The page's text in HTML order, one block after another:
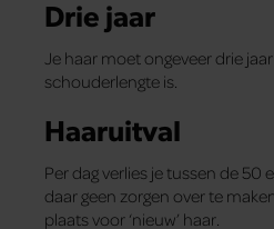
Drie jaar
Je haar moet ongeveer drie
schouderlengte is.
Haaruitval
Per dag verlies je tussen de 50
daar geen zorgen over te
plaats voor ‘nieuw’ haar.